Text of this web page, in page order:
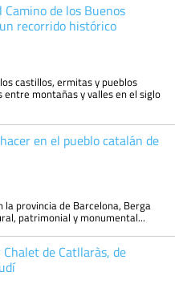
Camino de los Buenos
recorrido histórico
castillos, ermitas y pueblos
montañas y valles en el siglo
en el pueblo catalán de
la provincia de Barcelona, Berga
patrimonial y monumental...
de Catllaràs, de